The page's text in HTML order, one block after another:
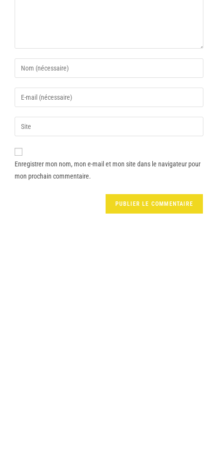
Enregistrer mon nom, mon e-mail et mon site dans le navigateur pour
mon prochain commentaire.